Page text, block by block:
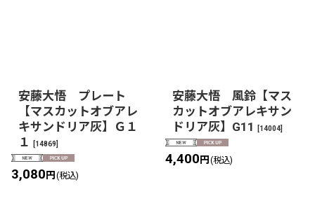
安藤大悟 プレート
【マスカットオブアレ
キサンドリア灰】Ｇ１
１
[14869]
3,080円 (税込)
安藤大悟 風鈴【マス
カットオブアレキサン
ドリア灰】G11
[14004]
4,400円 (税込)